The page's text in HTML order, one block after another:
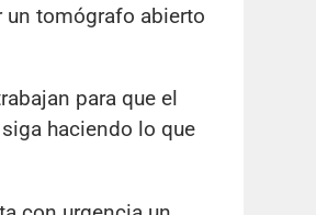
un tomógrafo abierto
para que el
haciendo lo que